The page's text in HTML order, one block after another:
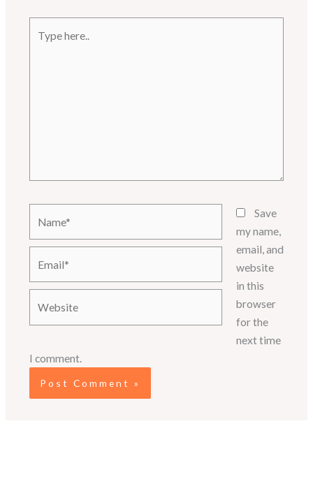
here..
Save
my name,
email, and
website
in this
browser
for the
next time
I comment.